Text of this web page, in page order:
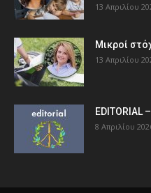
13 Απριλίου
Μικροί
13 Απριλίου
EDITORIAL
8 Απριλίου